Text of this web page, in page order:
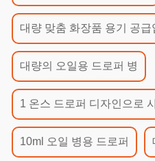
대량 맞춤 화장품 용기 공급
대량의 오일용 드로퍼 병
1 온스 드로퍼 디자인으로
10ml 오일 병용 드로퍼